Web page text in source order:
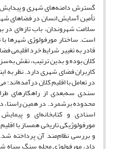
گسترش دامنه‌های شهری و
تأمین آسایش انسان در فضاهای
سلامت شهروندان، باب تازه‌ای
است. ساختار مورفولوژی شهرها با
قادر به تغییر شرایط خرد اقلیمی
کلان بوده و بدین ترتیب، نقش
کاربران فضای شهری دارد. نظر به
در تعامل با اقلیم کلان درآمده‌اند؛
سندی سه‌بعدی از راهکارهای
محدوده برشمرد. در همین راستا،
اسنادی و کتابخانه‌ای و
و بررسی نظام‌مند آن پرداخته